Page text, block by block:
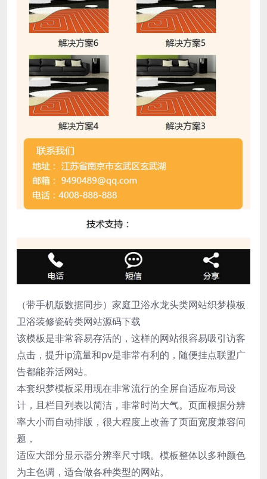
（带手机版数据同步）家庭卫浴水龙头类网站织梦模板
卫浴装修瓷砖类网站源码下载
该模板是非常容易存活的，这样的网站很容易吸引访客
点击，提升ip流量和pv是非常有利的，随便挂点联盟广
告都能养活网站。
本套织梦模板采用现在非常流行的全屏自适应布局设
计，且栏目列表以简洁，非常时尚大气。页面根据分辨
率大小而自动排版，很大程度上改善了页面宽度兼容问
题，
适应大部分显示器分辨率尺寸哦。模板整体以多种颜色
为主色调，适合做各种类型的网站。